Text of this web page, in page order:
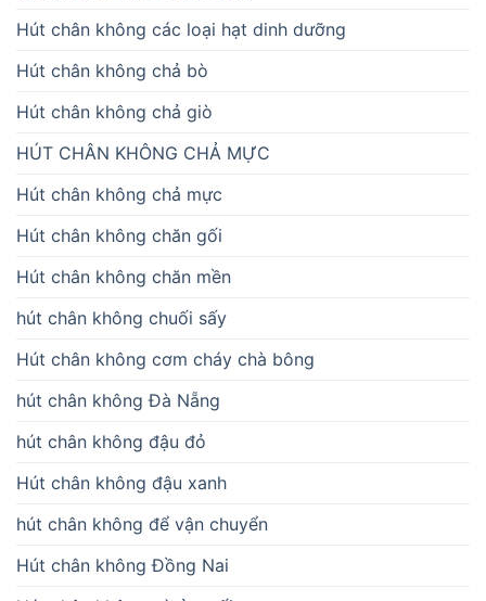
Hút chân không các loại hạt dinh dưỡng
Hút chân không chả bò
Hút chân không chả giò
HÚT CHÂN KHÔNG CHẢ MỰC
Hút chân không chả mực
Hút chân không chăn gối
Hút chân không chăn mền
hút chân không chuối sấy
Hút chân không cơm cháy chà bông
hút chân không Đà Nẵng
hút chân không đậu đỏ
Hút chân không đậu xanh
hút chân không để vận chuyển
Hút chân không Đồng Nai